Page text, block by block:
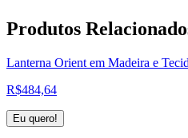
Produtos
Lanterna Orient em Madeira e
R$484,64
Eu quero!